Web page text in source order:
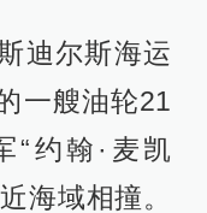
迪尔斯海运
一艘油轮21
“约翰·麦凯
海域相撞。